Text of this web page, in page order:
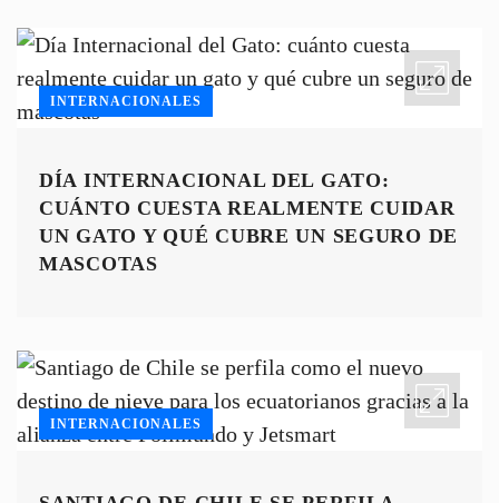
INTERNACIONALES
DÍA INTERNACIONAL DEL GATO:
CUÁNTO CUESTA REALMENTE CUIDAR
UN GATO Y QUÉ CUBRE UN SEGURO DE
MASCOTAS
INTERNACIONALES